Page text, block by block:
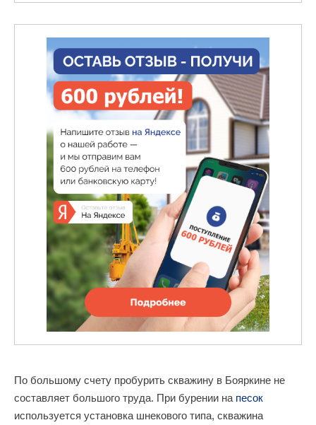
По большому счету пробурить скважину в Бояркине не
составляет большого труда. При бурении на песок
используется установка шнекового типа, скважина